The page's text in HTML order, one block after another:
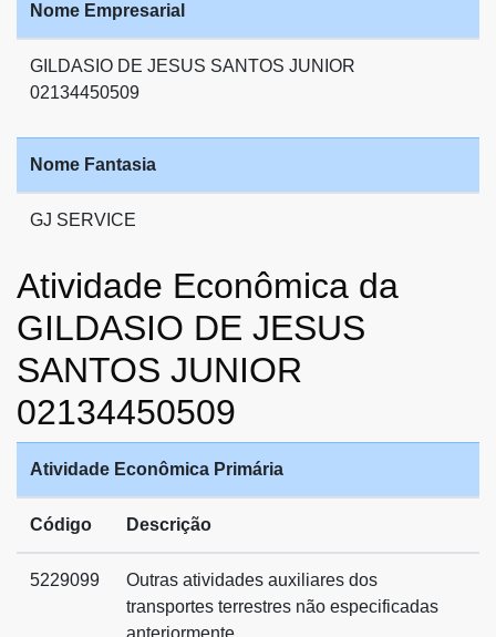
Nome Empresarial
GILDASIO DE JESUS SANTOS JUNIOR
02134450509
Nome Fantasia
GJ SERVICE
Atividade Econômica da
GILDASIO DE JESUS
SANTOS JUNIOR
02134450509
Atividade Econômica Primária
Código Descrição
5229099
Outras atividades auxiliares dos
transportes terrestres não especificadas